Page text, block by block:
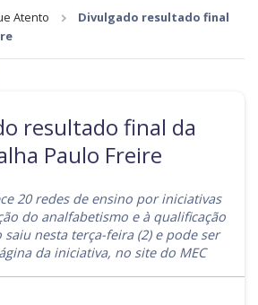
Rio Grande do Norte
Roraima
Sergipe
Atento
Divulgado resultado final
resultado final da
Paulo Freire
20 redes de ensino por iniciativas
do analfabetismo e à qualificação
saiu nesta terça-feira (2) e pode ser
da iniciativa, no site do MEC